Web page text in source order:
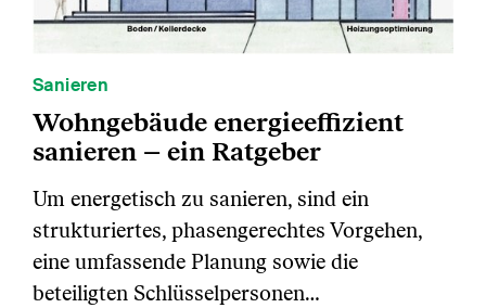
Sanieren
Wohngebäude energieeffizient
sanieren – ein Ratgeber
Um energetisch zu sanieren, sind ein
strukturiertes, phasengerechtes Vorgehen,
eine umfassende Planung sowie die
beteiligten Schlüsselpersonen…